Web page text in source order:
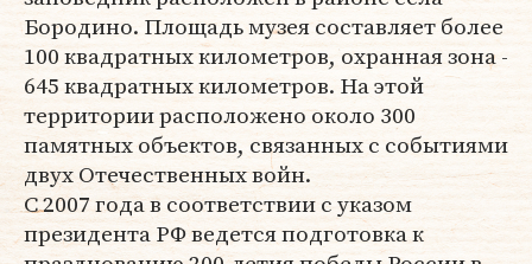
Бородино. Площадь музея составляет более
100 квадратных километров, охранная зона -
645 квадратных километров. На этой
территории расположено около 300
памятных объектов, связанных с событиями
двух Отечественных войн.
С 2007 года в соответствии с указом
президента РФ ведется подготовка к